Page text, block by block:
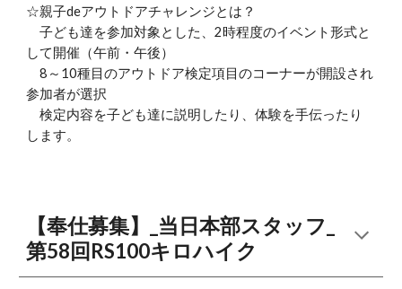
☆親子deアウトドアチャレンジとは？
子ども達を参加対象とした、2時程度のイベント形式と
して開催（午前・午後）
8～10種目のアウトドア検定項目のコーナーが開設され
参加者が選択
検定内容を子ども達に説明したり、体験を手伝ったり
します。
【奉仕募集】_当日本部スタッフ_
第58回RS100キロハイク